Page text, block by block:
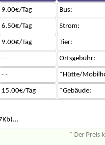
9.00€/Tag Bus:
6.50€/Tag Strom:
9.00€/Tag Tier:
- - Ortsgebühr:
- - *Hütte/
15.00€/Tag *Gebäude:
* Der Preis